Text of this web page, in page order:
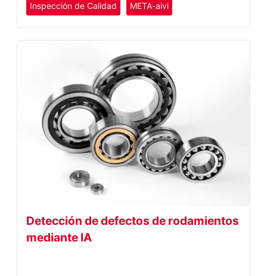
Inspección de Calidad META-aivi
Detección de defectos de rodamientos
mediante IA